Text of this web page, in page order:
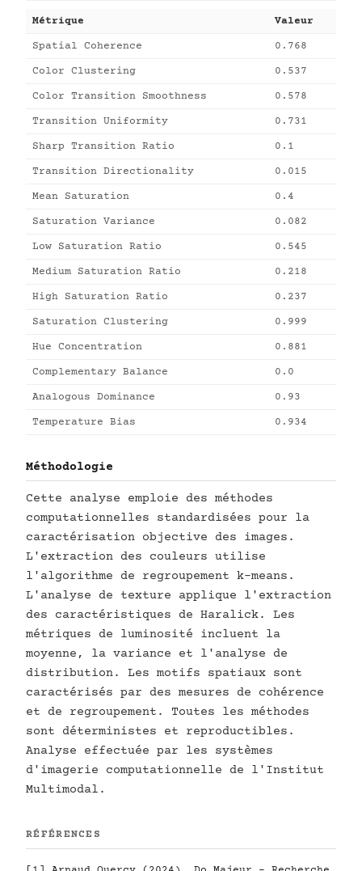
Métrique Valeur
Spatial Coherence 0.768
Color Clustering 0.537
Color Transition Smoothness 0.578
Transition Uniformity 0.731
Sharp Transition Ratio 0.1
Transition Directionality 0.015
Mean Saturation 0.4
Saturation Variance 0.082
Low Saturation Ratio 0.545
Medium Saturation Ratio 0.218
High Saturation Ratio 0.237
Saturation Clustering 0.999
Hue Concentration 0.881
Complementary Balance 0.0
Analogous Dominance 0.93
Temperature Bias 0.934
Méthodologie
Cette analyse emploie des méthodes
computationnelles standardisées pour la
caractérisation objective des images.
L'extraction des couleurs utilise
l'algorithme de regroupement k-means.
L'analyse de texture applique l'extraction
des caractéristiques de Haralick. Les
métriques de luminosité incluent la
moyenne, la variance et l'analyse de
distribution. Les motifs spatiaux sont
caractérisés par des mesures de cohérence
et de regroupement. Toutes les méthodes
sont déterministes et reproductibles.
Analyse effectuée par les systèmes
d'imagerie computationnelle de l'Institut
Multimodal.
RÉFÉRENCES